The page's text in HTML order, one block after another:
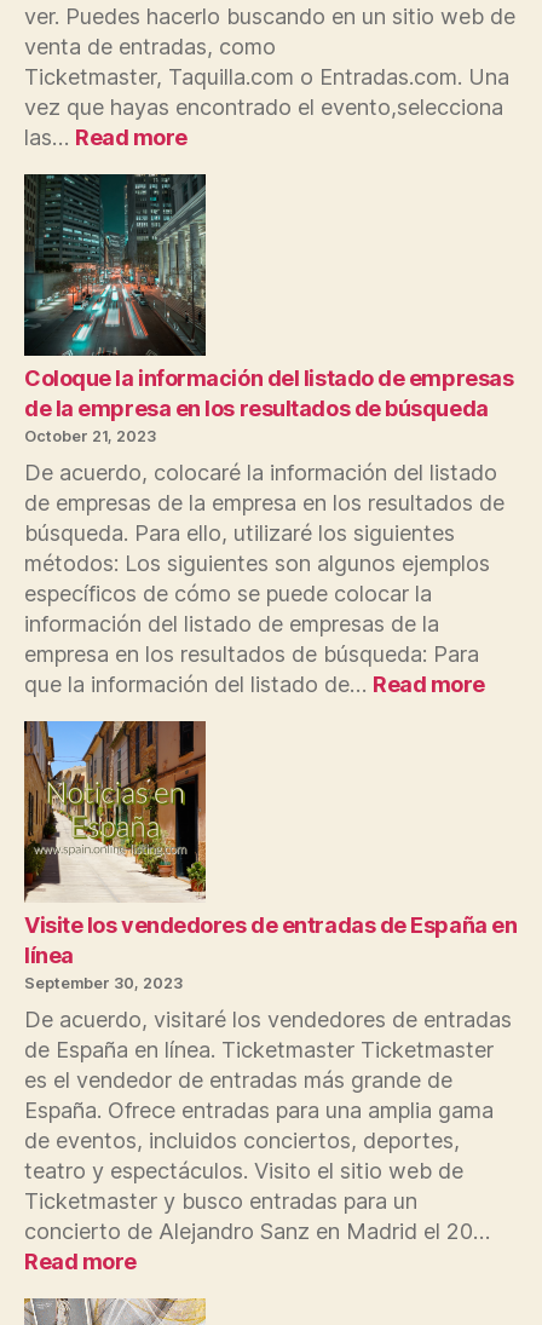
ver. Puedes hacerlo buscando en un sitio web de
venta de entradas, como
Ticketmaster, Taquilla.com o Entradas.com. Una
vez que hayas encontrado el evento,selecciona
las… Read more:
más
información
sobre
la
compra
de
entradas
en
listados
en
español
Coloque la información del listado de empresas
de la empresa en los resultados de búsqueda
October 21, 2023
De acuerdo, colocaré la información del listado
de empresas de la empresa en los resultados de
búsqueda. Para ello, utilizaré los siguientes
métodos: Los siguientes son algunos ejemplos
específicos de cómo se puede colocar la
información del listado de empresas de la
empresa en los resultados de búsqueda: Para
que la información del listado de… Read more:
la
de
Visite los vendedores de entradas de España en
línea
September 30, 2023
De acuerdo, visitaré los vendedores de entradas
de España en línea. Ticketmaster Ticketmaster
es el vendedor de entradas más grande de
España. Ofrece entradas para una amplia gama
de eventos, incluidos conciertos, deportes,
teatro y espectáculos. Visito el sitio web de
Ticketmaster y busco entradas para un
concierto de Alejandro Sanz en Madrid el 20…
Read more:
los